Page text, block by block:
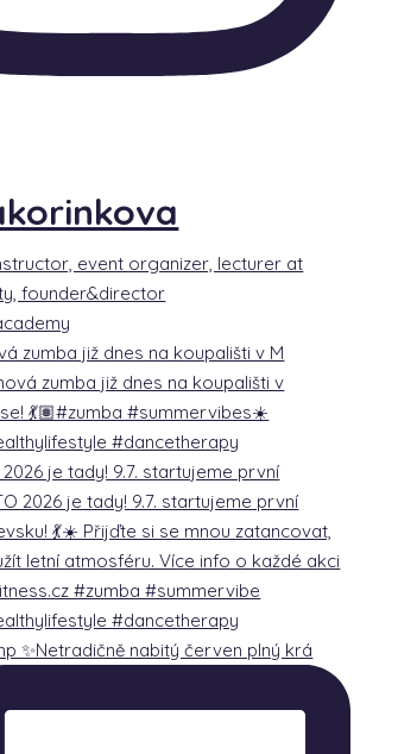
event organizer, lecturer at
founder&director
zumba již dnes na koupališti v M
2026 je tady! 9.7. startujeme první
✨Netradičně nabitý červen plný krá